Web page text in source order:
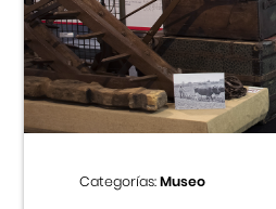
Categorías:Museo